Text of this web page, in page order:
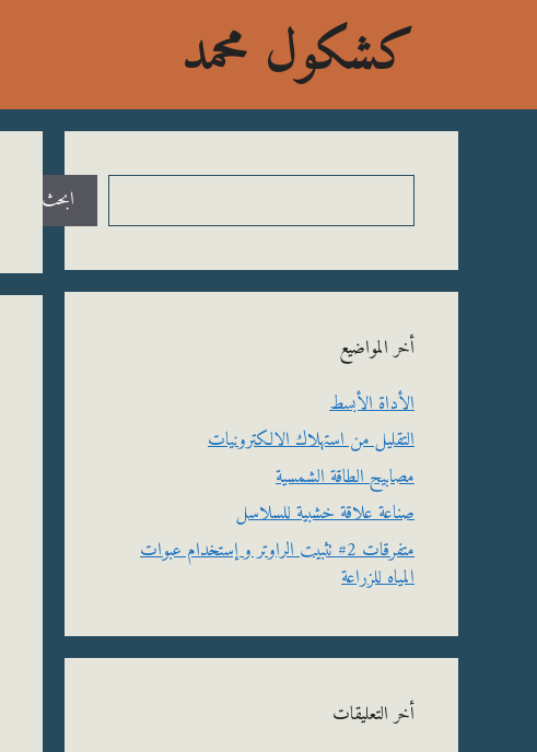
كشكول محمد
البحث ابحث
أخر المواضيع
الأداة الأبسط
التقليل من استهلاك الالكترونيات
مصابيح الطاقة الشمسية
صناعة علاقة خشبية للسلاسل
متفرقات 2# تثبيت الراوتر و إستخدام عبوات
المياه للزراعة
أخر التعليقات